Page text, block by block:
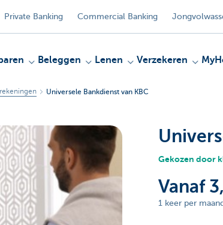
Private Banking Commercial Banking
Beleggen Lenen Verzekeren
Universele Bankdienst van KBC
Gekozen door
Vanaf
1 keer per